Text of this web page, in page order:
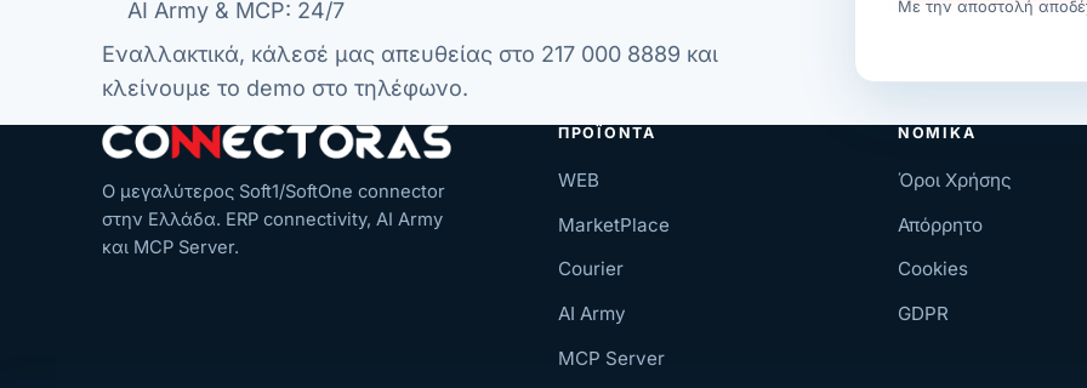
AI Army & MCP: 24/7
Εναλλακτικά, κάλεσέ μας απευθείας στο 217 000 8889 και
κλείνουμε το demo στο τηλέφωνο.
Με την αποστολή
Ο μεγαλύτερος Soft1/SoftOne connector
στην Ελλάδα. ERP connectivity, AI Army
και MCP Server.
ΠΡΟΪΌΝΤΑ
WEB
MarketPlace
Courier
AI Army
MCP Server
ΝΟΜΙΚΆ
Όροι Χρήσης
Απόρρητο
Cookies
GDPR